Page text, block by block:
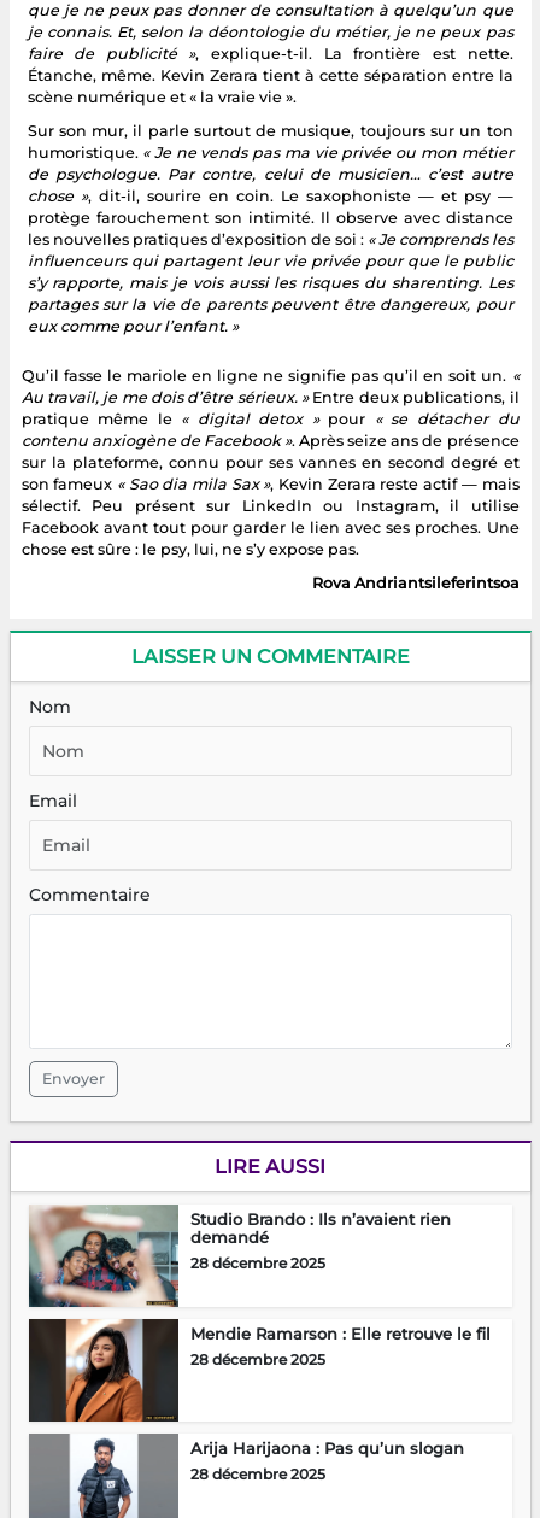
que je ne peux pas donner de consultation à quelqu’un que
je connais. Et, selon la déontologie du métier, je ne peux pas
faire de publicité », explique-t-il. La frontière est nette.
Étanche, même. Kevin Zerara tient à cette séparation entre la
scène numérique et « la vraie vie ».
Sur son mur, il parle surtout de musique, toujours sur un ton
humoristique. « Je ne vends pas ma vie privée ou mon métier
de psychologue. Par contre, celui de musicien… c’est autre
chose », dit-il, sourire en coin. Le saxophoniste — et psy —
protège farouchement son intimité. Il observe avec distance
les nouvelles pratiques d’exposition de soi : « Je comprends les
influenceurs qui partagent leur vie privée pour que le public
s’y rapporte, mais je vois aussi les risques du sharenting. Les
partages sur la vie de parents peuvent être dangereux, pour
eux comme pour l’enfant. »
Qu’il fasse le mariole en ligne ne signifie pas qu’il en soit un. «
Au travail, je me dois d’être sérieux. »Entre deux publications, il
pratique même le« digital detox »pour « se détacher du
contenu anxiogène de Facebook ». Après seize ans de présence
sur la plateforme, connu pour ses vannes en second degré et
son fameux « Sao dia mila Sax », Kevin Zerara reste actif — mais
sélectif. Peu présent sur LinkedIn ou Instagram, il utilise
Facebook avant tout pour garder le lien avec ses proches. Une
chose est sûre : le psy, lui, ne s’y expose pas.
Rova Andriantsileferintsoa
LAISSER UN COMMENTAIRE
Nom
Email
Commentaire
Envoyer
LIRE AUSSI
Studio Brando : Ils n’avaient rien
demandé
28 décembre 2025
Mendie Ramarson : Elle retrouve le fil
28 décembre 2025
Arija Harijaona : Pas qu’un slogan
28 décembre 2025